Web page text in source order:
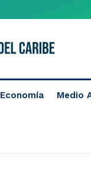
Economía Medio